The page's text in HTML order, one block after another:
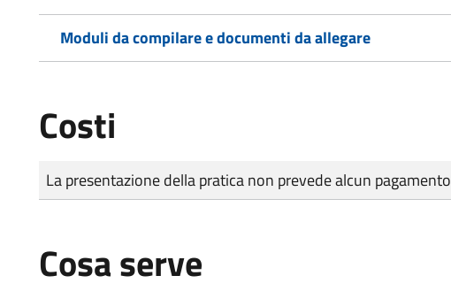
Moduli da compilare e documenti da allegare
Costi
Tipo di pagamento
Importo
La presentazione della pratica non prevede alcun pagamento
Cosa serve